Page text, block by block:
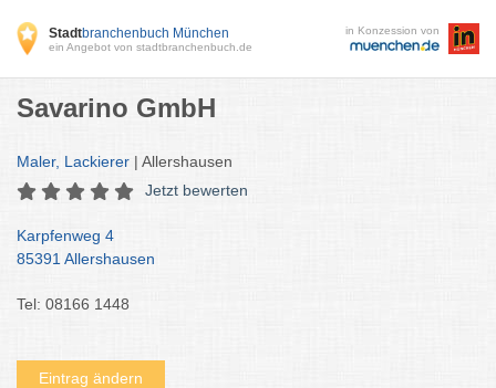
Stadtbranchenbuch München
ein Angebot von stadtbranchenbuch.de
in Konzession von
Savarino GmbH
Maler, Lackierer | Allershausen
Jetzt bewerten
Karpfenweg 4
85391 Allershausen
Tel: 08166 1448
Eintrag ändern